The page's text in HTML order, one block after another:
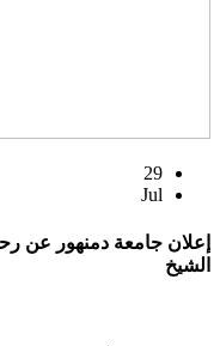
29
Jul
إعلان جامعة دمنهور عن
الشيخ